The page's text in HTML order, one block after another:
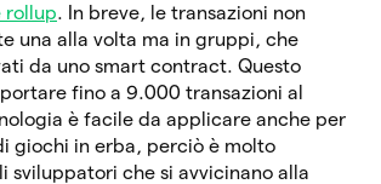
rollup. In breve, le transazioni non
una alla volta ma in gruppi, che
da uno smart contract. Questo
fino a 9.000 transazioni al
è facile da applicare anche per
giochi in erba, perciò è molto
sviluppatori che si avvicinano alla